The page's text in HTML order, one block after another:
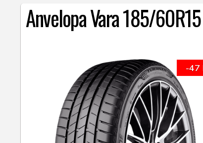
Anvelopa Vara 185/
-47